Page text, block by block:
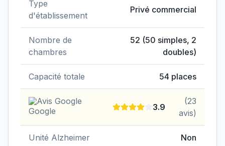
Type
d'établissement
Privé commercial
Nombre de
chambres
52 (50 simples, 2
doubles)
Capacité totale 54 places
Avis Google
3.9
(23
avis)
Unité Alzheimer Non